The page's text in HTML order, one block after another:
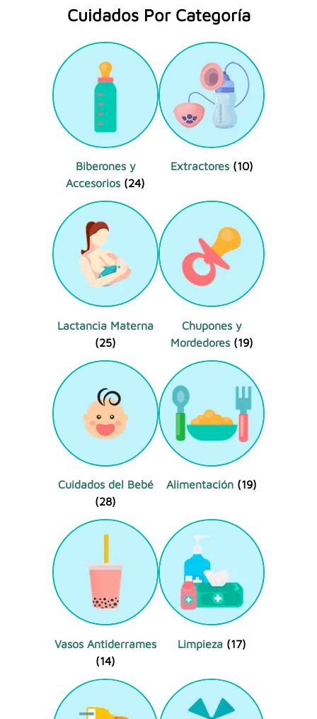
Cuidados Por Categoría
Biberones y
Accesorios (24)
Extractores (10)
Lactancia Materna
(25)
Chupones y
Mordedores (19)
Cuidados del Bebé
(28)
Alimentación (19)
Vasos Antiderrames
(14)
Limpieza (17)